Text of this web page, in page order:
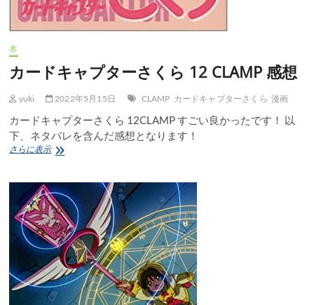
い」
感
想
本
カードキャプターさくら 12 CLAMP 感想
yuki 2022年5月15日 CLAMP カードキャプターさくら 漫画
カードキャプターさくら 12CLAMP すごい良かったです！ 以
下、ネタバレを含んだ感想となります！
さらに表示カ
キ
ャ
プ
タ
ー
さ
く
ら
12
CLAMP